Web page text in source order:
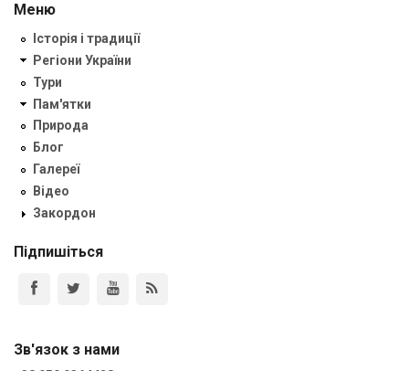
Меню
Історія і традиції
Регіони України
Тури
Пам'ятки
Природа
Блог
Галереї
Відео
Закордон
Підпишіться
Зв'язок з нами